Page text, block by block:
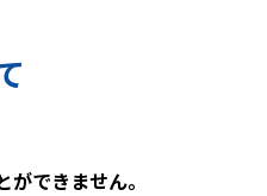
できません。